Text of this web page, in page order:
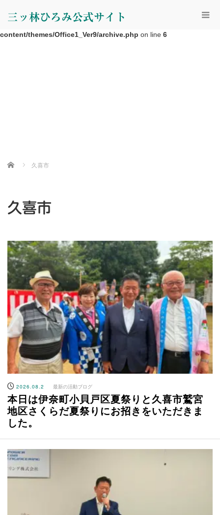
三ッ林ひろみ公式サイト
Warning : Undefined property: WP_Error::$cat_ID in
/home/r3986022/public_html/h-mitsubayashi.com/wp-
content/themes/Office1_Ver9/archive.php on line 6
Home 久喜市
久喜市
2026.08.2 最新の活動ブログ
本日は伊奈町小貝戸区夏祭りと久喜市鷲宮
地区さくらだ夏祭りにお招きをいただきま
した。